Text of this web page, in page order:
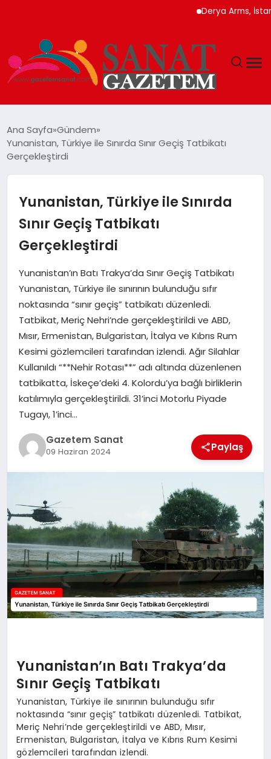
Derya Arms, İstanbul
TEKNOLOJI
YAŞAM
EKONOMI
SAĞLIK
DÜNYA
EĞITIM
Ana Sayfa Gündem
Yunanistan, Türkiye ile Sınırda Sınır Geçiş Tatbikatı
Gerçekleştirdi
Yunanistan, Türkiye ile Sınırda
Sınır Geçiş Tatbikatı
Gerçekleştirdi
Yunanistan’ın Batı Trakya’da Sınır Geçiş Tatbikatı
Yunanistan, Türkiye ile sınırının bulunduğu sıfır
noktasında “sınır geçiş” tatbikatı düzenledi.
Tatbikat, Meriç Nehri’nde gerçekleştirildi ve ABD,
Mısır, Ermenistan, Bulgaristan, İtalya ve Kıbrıs Rum
Kesimi gözlemcileri tarafından izlendi. Ağır Silahlar
Kullanıldı “**Nehir Rotası**” adı altında düzenlenen
tatbikatta, İskeçe’deki 4. Kolordu’ya bağlı birliklerin
katılımıyla gerçekleştirildi. 31’inci Motorlu Piyade
Tugayı, 1’inci…
Gazetem Sanat
09 Haziran 2024 Paylaş
Yunanistan’ın Batı Trakya’da
Sınır Geçiş Tatbikatı
Yunanistan, Türkiye ile sınırının bulunduğu sıfır
noktasında “sınır geçiş” tatbikatı düzenledi. Tatbikat,
Meriç Nehri’nde gerçekleştirildi ve ABD, Mısır,
Ermenistan, Bulgaristan, İtalya ve Kıbrıs Rum Kesimi
gözlemcileri tarafından izlendi.